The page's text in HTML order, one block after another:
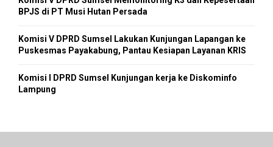
BPJS di PT Musi Hutan Persada
Komisi V DPRD Sumsel Lakukan Kunjungan Lapangan ke
Puskesmas Payakabung, Pantau Kesiapan Layanan KRIS
Komisi I DPRD Sumsel Kunjungan kerja ke Diskominfo
Lampung